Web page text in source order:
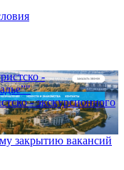
- экскурсионного